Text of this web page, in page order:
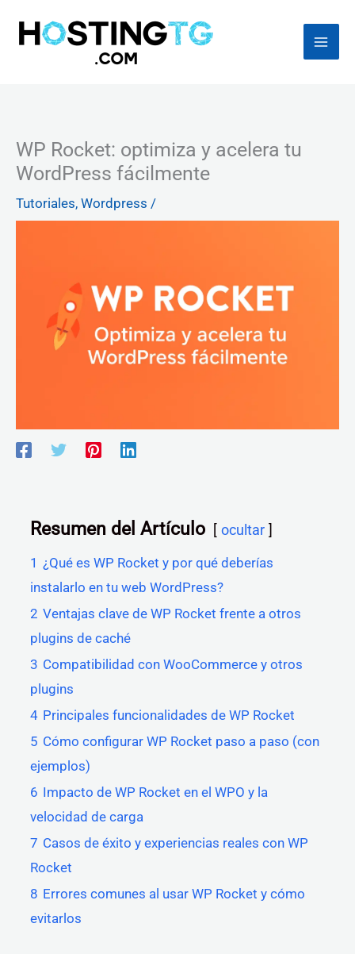
WP Rocket: optimiza y acelera tu
WordPress fácilmente
Tutoriales, Wordpress /
Resumen del Artículo ocultar
1 ¿Qué es WP Rocket y por qué deberías
instalarlo en tu web WordPress?
2 Ventajas clave de WP Rocket frente a otros
plugins de caché
3 Compatibilidad con WooCommerce y otros
plugins
4 Principales funcionalidades de WP Rocket
5 Cómo configurar WP Rocket paso a paso (con
ejemplos)
6 Impacto de WP Rocket en el WPO y la
velocidad de carga
7 Casos de éxito y experiencias reales con WP
Rocket
8 Errores comunes al usar WP Rocket y cómo
evitarlos